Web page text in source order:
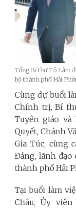
Tổng Bí thư Tô Lâm
bộ thành phố Hải
Cùng dự buổi
Chính trị, Bí
Tuyên giáo
Quyết, Chánh
Gia Túc; cùng
Đảng, lãnh đạo
thành phố Hải
Tại buổi làm
Châu, Ủy